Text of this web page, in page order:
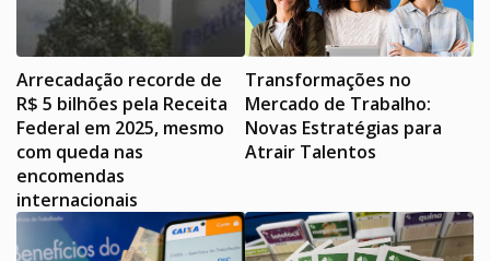
Arrecadação recorde de
R$ 5 bilhões pela Receita
Federal em 2025, mesmo
com queda nas
encomendas
internacionais
Transformações no
Mercado de Trabalho:
Novas Estratégias para
Atrair Talentos